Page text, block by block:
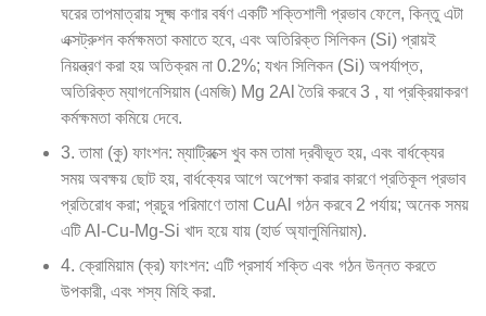
ঘরের তাপমাত্রায় সূক্ষ্ম কণার বর্ষণ একটি শক্তিশালী প্রভাব ফেলে, কিন্তু এটা
এক্সট্রুশন কর্মক্ষমতা কমাতে হবে, এবং অতিরিক্ত সিলিকন (Si) প্রায়ই
নিয়ন্ত্রণ করা হয় অতিক্রম না 0.2%; যখন সিলিকন (Si) অপর্যাপ্ত,
অতিরিক্ত ম্যাগনেসিয়াম (এমজি) Mg 2Al তৈরি করবে 3 , যা প্রক্রিয়াকরণ
কর্মক্ষমতা কমিয়ে দেবে.
3. তামা (কু) ফাংশন: ম্যাট্রিক্সে খুব কম তামা দ্রবীভূত হয়, এবং বার্ধক্যের
সময় অবক্ষয় ছোট হয়, বার্ধক্যের আগে অপেক্ষা করার কারণে প্রতিকূল প্রভাব
প্রতিরোধ করা; প্রচুর পরিমাণে তামা CuAl গঠন করবে 2 পর্যায়; অনেক সময়
এটি Al-Cu-Mg-Si খাদ হয়ে যায় (হার্ড অ্যালুমিনিয়াম).
4. ক্রোমিয়াম (ক্র) ফাংশন: এটি প্রসার্য শক্তি এবং গঠন উন্নত করতে
উপকারী, এবং শস্য মিহি করা.